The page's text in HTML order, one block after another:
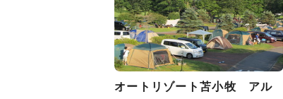
オートリゾート苫小牧 アル